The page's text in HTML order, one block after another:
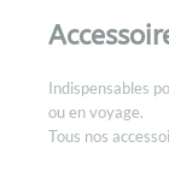
Indispensables
ou en voyage.
Tous nos